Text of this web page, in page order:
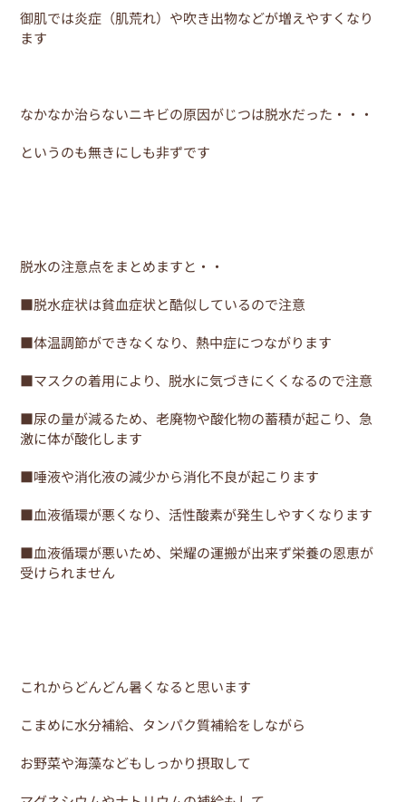
御肌では炎症（肌荒れ）や吹き出物などが増えやすくなり
ます
なかなか治らないニキビの原因がじつは脱水だった・・・
というのも無きにしも非ずです
脱水の注意点をまとめますと・・
■脱水症状は貧血症状と酷似しているので注意
■体温調節ができなくなり、熱中症につながります
■マスクの着用により、脱水に気づきにくくなるので注意
■尿の量が減るため、老廃物や酸化物の蓄積が起こり、急
激に体が酸化します
■唾液や消化液の減少から消化不良が起こります
■血液循環が悪くなり、活性酸素が発生しやすくなります
■血液循環が悪いため、栄耀の運搬が出来ず栄養の恩恵が
受けられません
これからどんどん暑くなると思います
こまめに水分補給、タンパク質補給をしながら
お野菜や海藻などもしっかり摂取して